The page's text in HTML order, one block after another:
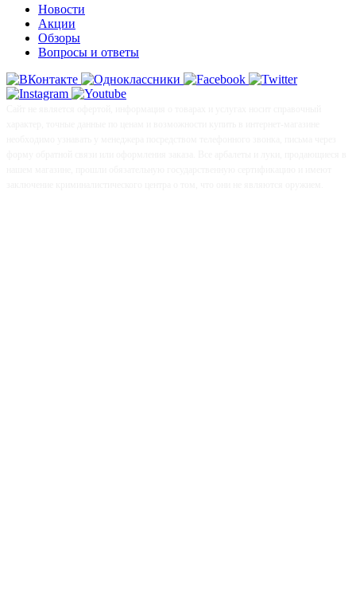
Новости
Акции
Обзоры
Вопросы и ответы